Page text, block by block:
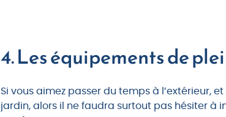
4. Les équipements de
Si vous aimez passer du temps à l’extérieur,
jardin, alors il ne faudra surtout pas hésiter à